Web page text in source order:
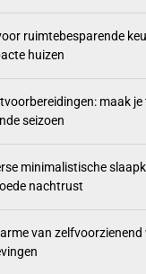
ruimtebesparende
huizen
maak
seizoen
minimalistische
nachtrust
van